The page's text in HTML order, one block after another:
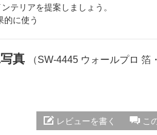
テリアを提案しましょう。
真
（SW-4445 ウォールプロ
こ
レビューを書く